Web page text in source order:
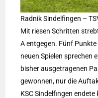
Radnik Sindelfingen –
Mit riesen Schritten
A entgegen. Fünf
neuen Spielen sprechen
bisher ausgetragenen
gewonnen, nur die
KSC Sindelfingen endete